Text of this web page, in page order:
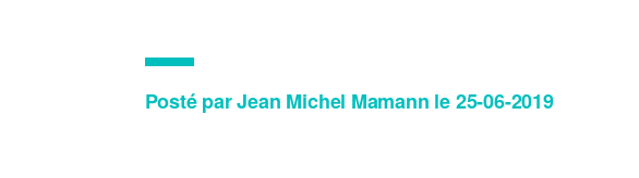
Posté par Jean Michel Mamann le 25-06-2019